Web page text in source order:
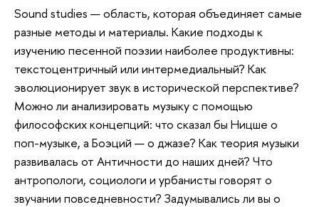
Sound studies — область, которая объединяет самые
разные методы и материалы. Какие подходы к
изучению песенной поэзии наиболее продуктивны:
текстоцентричный или интермедиальный? Как
эволюционирует звук в исторической перспективе?
Можно ли анализировать музыку с помощью
философских концепций: что сказал бы Ницше о
поп-музыке, а Боэций — о джазе? Как теория музыки
развивалась от Античности до наших дней? Что
антропологи, социологи и урбанисты говорят о
звучании повседневности? Задумывались ли вы о